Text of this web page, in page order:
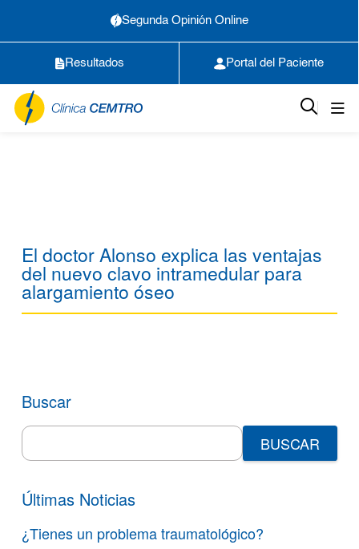
Segunda Opinión Online
Resultados Portal del Paciente
El doctor Alonso explica las ventajas
del nuevo clavo intramedular para
alargamiento óseo
Buscar
Search
for:
Últimas Noticias
¿Tienes un problema traumatológico?